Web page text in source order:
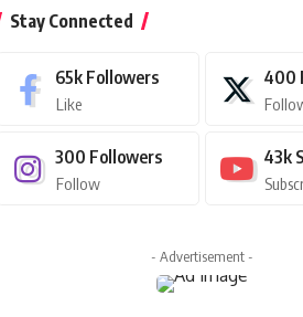
Stay Connected
65k Followers
Like
400
300 Followers
Follow
43k
- Advertisement -